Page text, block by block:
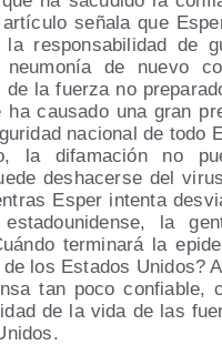
seña­la que
la res­pon­sa­bi­li­dad de
de nue­vo
de la fuer­za no
ha cau­sa­do una gran
nacio­nal de todo
la difa­ma­ción no
des­ha­cer­se del
Esper inten­ta
la
ter­mi­na­rá la
los Esta­dos Uni­dos?
tan poco con­fia­ble,
de la vida de las